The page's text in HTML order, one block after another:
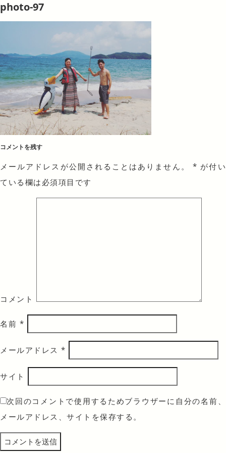
photo-97
コメントを残す
メールアドレスが公開されることはありません。 * が付い
ている欄は必須項目です
コメント
名前 *
メールアドレス *
サイト
次回のコメントで使用するためブラウザーに自分の名前、
メールアドレス、サイトを保存する。